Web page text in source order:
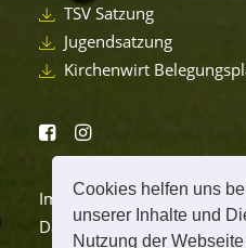
Cookies helfen uns
unserer Inhalte und
Nutzung der
TSV Satzung
Jugendsatzung
Kirchenwirt
Impressum
Datenschutzerklärung